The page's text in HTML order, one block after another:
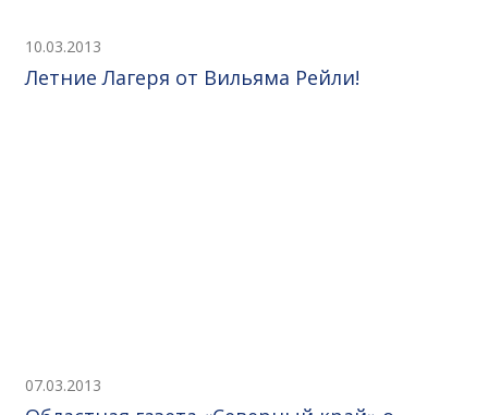
10.03.2013
Летние Лагеря от Вильяма Рейли!
07.03.2013